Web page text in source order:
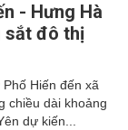
- Hưng Hà
sắt đô thị
Hiến đến xã
chiều dài khoảng
dự kiến...